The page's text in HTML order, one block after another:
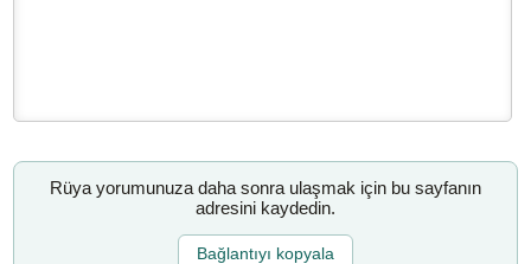
Rüya yorumunuza daha sonra ulaşmak için bu sayfanın
adresini kaydedin.
Bağlantıyı kopyala